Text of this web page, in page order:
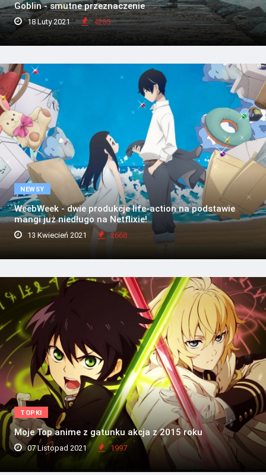
Goblin - smutne przeznaczenie
18 Luty 2021 4255
NEWSY
WeebWeek - dwie produkcje life-action na podstawie
mangi już niedługo na Netflixie!
13 Kwiecień 2021 2668
TOPKI
Moje Top anime z gatunku akcja z 2015 roku
07 Listopad 2021 1997